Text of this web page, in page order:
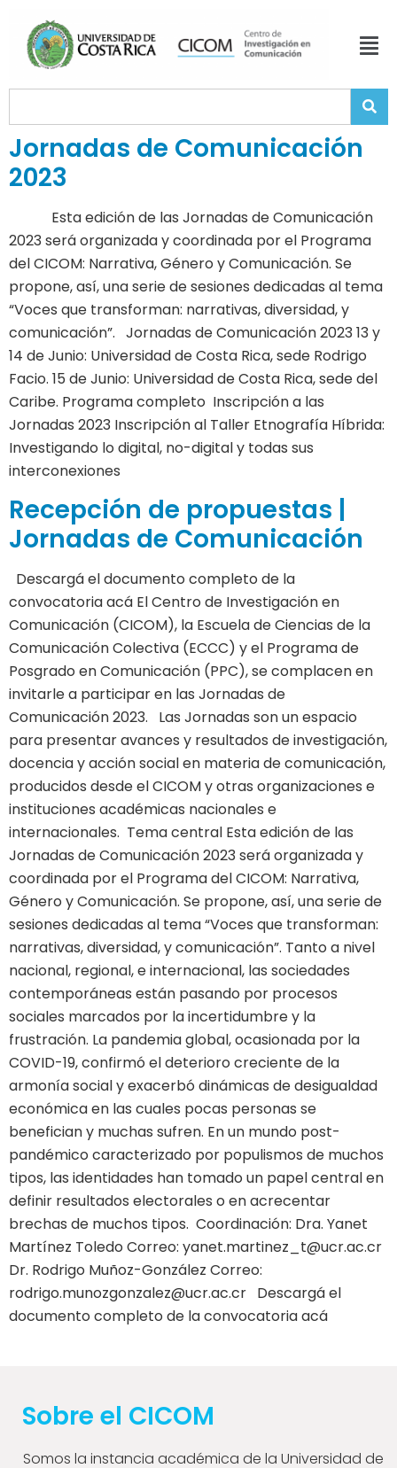
Jornadas de Comunicación
2023
Esta edición de las Jornadas de Comunicación
2023 será organizada y coordinada por el Programa
del CICOM: Narrativa, Género y Comunicación. Se
propone, así, una serie de sesiones dedicadas al tema
“Voces que transforman: narrativas, diversidad, y
comunicación”. Jornadas de Comunicación 2023 13 y
14 de Junio: Universidad de Costa Rica, sede Rodrigo
Facio. 15 de Junio: Universidad de Costa Rica, sede del
Caribe. Programa completo Inscripción a las
Jornadas 2023 Inscripción al Taller Etnografía Híbrida:
Investigando lo digital, no-digital y todas sus
interconexiones
Recepción de propuestas |
Jornadas de Comunicación
Descargá el documento completo de la
convocatoria acá El Centro de Investigación en
Comunicación (CICOM), la Escuela de Ciencias de la
Comunicación Colectiva (ECCC) y el Programa de
Posgrado en Comunicación (PPC), se complacen en
invitarle a participar en las Jornadas de
Comunicación 2023. Las Jornadas son un espacio
para presentar avances y resultados de investigación,
docencia y acción social en materia de comunicación,
producidos desde el CICOM y otras organizaciones e
instituciones académicas nacionales e
internacionales. Tema central Esta edición de las
Jornadas de Comunicación 2023 será organizada y
coordinada por el Programa del CICOM: Narrativa,
Género y Comunicación. Se propone, así, una serie de
sesiones dedicadas al tema “Voces que transforman:
narrativas, diversidad, y comunicación”. Tanto a nivel
nacional, regional, e internacional, las sociedades
contemporáneas están pasando por procesos
sociales marcados por la incertidumbre y la
frustración. La pandemia global, ocasionada por la
COVID-19, confirmó el deterioro creciente de la
armonía social y exacerbó dinámicas de desigualdad
económica en las cuales pocas personas se
benefician y muchas sufren. En un mundo post-
pandémico caracterizado por populismos de muchos
tipos, las identidades han tomado un papel central en
definir resultados electorales o en acrecentar
brechas de muchos tipos. Coordinación: Dra. Yanet
Martínez Toledo Correo: yanet.martinez_t@ucr.ac.cr
Dr. Rodrigo Muñoz-González Correo:
rodrigo.munozgonzalez@ucr.ac.cr Descargá el
documento completo de la convocatoria acá
Sobre el CICOM
Somos la instancia académica de la Universidad de